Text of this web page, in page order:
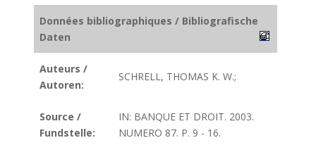
Données bibliographiques / Bibliografische
Daten
Auteurs /
Autoren:
SCHRELL, THOMAS K. W.;
Source /
Fundstelle:
IN: BANQUE ET DROIT. 2003.
NUMERO 87. P. 9 - 16.